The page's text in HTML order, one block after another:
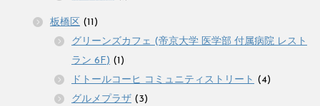
板橋区 (11)
グリーンズカフェ (帝京大学 医学部 付属病院 レスト
ラン 6F) (1)
ドトールコーヒ コミュニティストリート (4)
グルメプラザ (3)